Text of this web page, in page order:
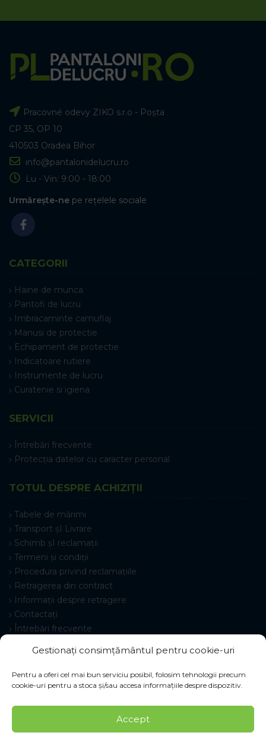
Gestionați consimțământul pentru cookie-uri
Pentru a oferi cel mai bun serviciu posibil, folosim tehnologii precum
cookie-uri pentru a stoca și/sau accesa informațiile despre dispozitiv.
Accept
Pracovné odevy ZIKO s.r.o - Poșta
CP 35, OP 10
410503 Oradea Bihor
info@pantalonidelucru.ro
Lu - Vin: 9:00 - 18:00
Urmărește-ne pe rețelele sociale
CATEGORII
Haine de munca
Pantofi de lucru
Imbracaminte camuflaj
Manusi de protectie
Echipament de protectie
Indicatoare rutiere
Instrumente de lucru
Curatenie si igiena
SERVICII
Întrebări frecvente
Protecția datelor cu caracter personal
TOTUL DESPRE ACHIZIȚII
Tabele de mărimi
Transport șI Livrare
Schimb șI reclamații
Termeni și condiții
Procedura privind reclamațiile
Retragerea din contract
Informații despre retragere
Contactați
Întrebări frecvente
© 2026 Pracovné odevy ZIKO s. r. o., toate drepturile